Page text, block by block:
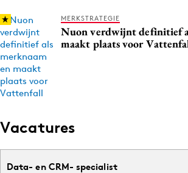
MERKSTRATEGIE
Nuon verdwijnt definitief
maakt plaats voor
Vacatures
Data- en CRM- specialist